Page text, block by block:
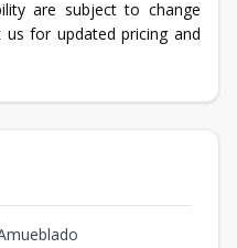
are subject to change
for updated pricing and